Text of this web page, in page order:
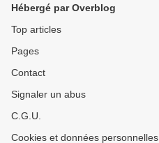
Hébergé par Overblog
Top articles
Pages
Contact
Signaler un abus
C.G.U.
Cookies et données personnelles